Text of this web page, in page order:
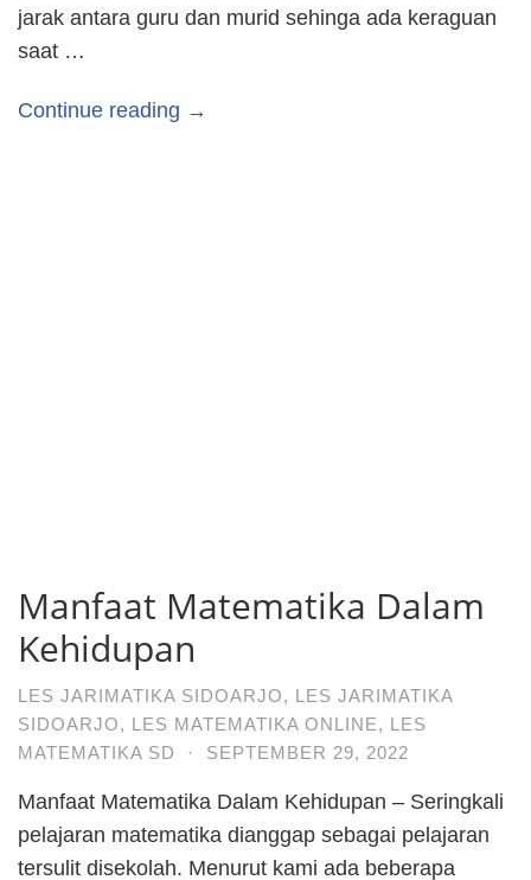
jarak antara guru dan murid sehinga ada keraguan
saat …
Continue reading →
Manfaat Matematika Dalam
Kehidupan
LES JARIMATIKA SIDOARJO, LES JARIMATIKA
SIDOARJO, LES MATEMATIKA ONLINE, LES
MATEMATIKA SD
· SEPTEMBER 29, 2022
Manfaat Matematika Dalam Kehidupan – Seringkali
pelajaran matematika dianggap sebagai pelajaran
tersulit disekolah. Menurut kami ada beberapa